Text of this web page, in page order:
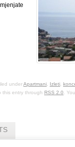
underApartmani Izleti
this entry through RSS 2.0 .